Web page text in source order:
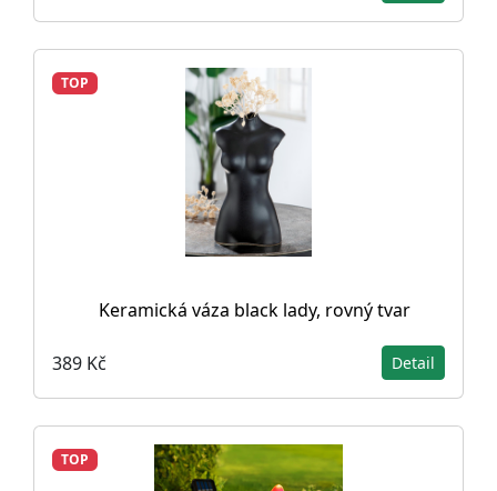
TOP
Keramická váza black lady, rovný tvar
389 Kč Detail
TOP